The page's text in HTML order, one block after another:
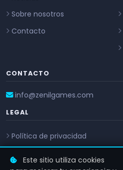
Sobre nosotros
Contacto
CONTACTO
info@zenilgames.com
LEGAL
Política de privacidad
Este sitio utiliza cookies